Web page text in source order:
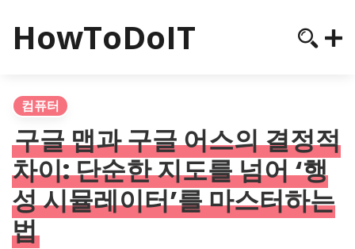
HowToDoIT
컴퓨터
구글 맵과 구글 어스의 결정적
차이: 단순한 지도를 넘어 ‘행
성 시뮬레이터’를 마스터하는
법